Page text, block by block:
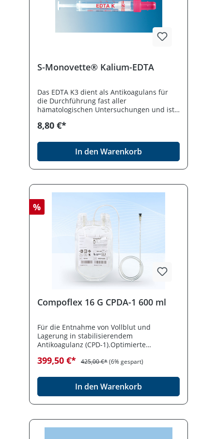
S-Monovette® Kalium-EDTA
Das EDTA K3 dient als Antikoagulans für
die Durchführung fast aller
hämatologischen Untersuchungen und ist
durchschnittlich 1,6 mg EDTA/ml Blut
8,80 €*
In den Warenkorb
%
Compoflex 16 G CPDA-1 600 ml
Für die Entnahme von Vollblut und
Lagerung in stabilisierendem
Antikoagulanz (CPD-1).Optimierte
Eigenschaften und Biokompatibilität für die
Plättchen zum Erhalt biologischer
Merkmale der BlutkomponentenDefinierte
Innen- und Außenstruktur der
BeutelfolieFolie eignet sich hervorragend
399,50 €* 425,00 €*(6% gespart)
In den Warenkorb